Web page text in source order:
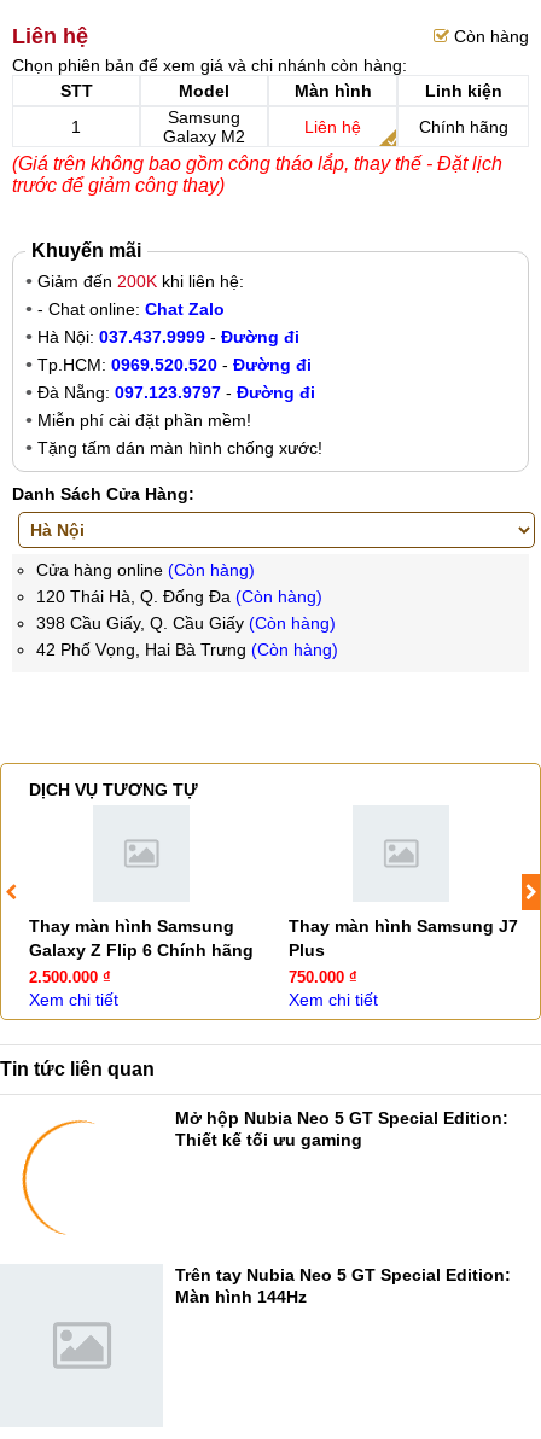
Liên hệ
Còn hàng
Chọn phiên bản để xem giá và chi nhánh còn hàng:
STT
Model Màn hình
Linh kiện
1
Samsung
Galaxy M2
Liên hệ Chính hãng
(Giá trên không bao gồm công tháo lắp, thay thế - Đặt lịch
trước để giảm công thay)
Khuyến mãi
Giảm đến 200K khi liên hệ:
- Chat online: Chat Zalo
Hà Nội: 037.437.9999 - Đường đi
Tp.HCM: 0969.520.520 - Đường đi
Đà Nẵng: 097.123.9797 - Đường đi
Miễn phí cài đặt phần mềm!
Tặng tấm dán màn hình chống xước!
Danh Sách Cửa Hàng:
Cửa hàng online (Còn hàng)
120 Thái Hà, Q. Đống Đa (Còn hàng)
398 Cầu Giấy, Q. Cầu Giấy (Còn hàng)
42 Phố Vọng, Hai Bà Trưng (Còn hàng)
DỊCH VỤ TƯƠNG TỰ
Thay màn hình Samsung
Galaxy Z Flip 6 Chính hãng
2.500.000 ₫
Xem chi tiết
Thay màn hình Samsung J7
Plus
750.000 ₫
Xem chi tiết
Tin tức liên quan
Mở hộp Nubia Neo 5 GT Special Edition:
Thiết kế tối ưu gaming
Trên tay Nubia Neo 5 GT Special Edition:
Màn hình 144Hz